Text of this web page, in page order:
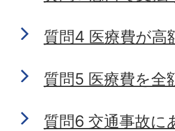
質問4 医療費が高
質問5 医療費を全
質問6 交通事故に